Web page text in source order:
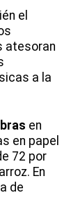
el
atesoran
a la
en
en papel
72 por
En
de